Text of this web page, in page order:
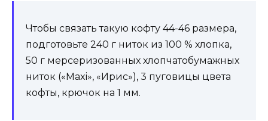
Чтобы связать такую кофту 44-46 размера,
подготовьте 240 г ниток из 100 % хлопка,
50 г мерсеризованных хлопчатобумажных
ниток («Maxi», «Ирис»), 3 пуговицы цвета
кофты, крючок на 1 мм.